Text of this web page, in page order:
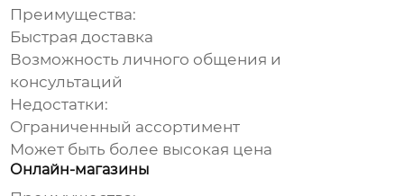
Преимущества:
Быстрая доставка
Возможность личного общения и
консультаций
Недостатки:
Ограниченный ассортимент
Может быть более высокая цена
Онлайн-магазины